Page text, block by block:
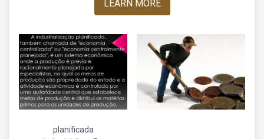
LEARN MORE
planificada